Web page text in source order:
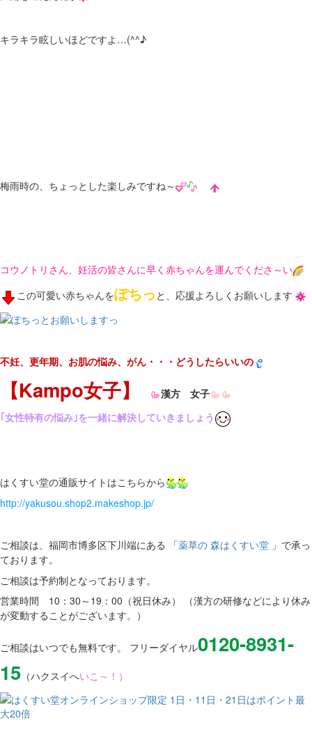
キラキラ眩しいほどですよ…(^^♪
梅雨時の、ちょっとした楽しみですね～
コウノトリさん、妊活の皆さんに早く赤ちゃんを運んでくださ～い
この可愛い赤ちゃんをぽちっ と、応援よろしくお願いします
不妊、更年期、お肌の悩み、がん・・・どうしたらいいの
【Kampo女子】
漢方 女子
｢女性特有の悩み｣を一緒に解決していきましょう
はくすい堂の通販サイトはこちらから
http://yakusou.shop2.makeshop.jp/
ご相談は、福岡市博多区下川端にある 「薬草の 森はくすい堂 」で承っ
ております。
ご相談は予約制となっております。
営業時間 10：30～19：00（祝日休み） （漢方の研修などにより休み
が変動することがございます。）
ご相談はいつでも無料です。 フリーダイヤル0120-8931-
15 （ハクスイへいこ～！）